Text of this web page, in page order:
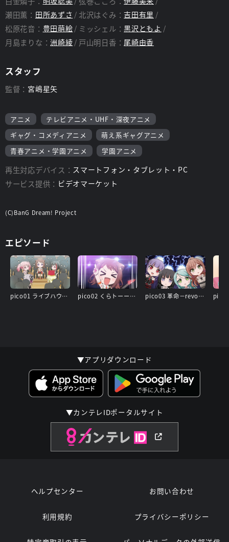
瀬田薫： 田所あずさ 北沢はぐみ：吉田有里
松原花音： 豊田萌絵 ミッシェル：黒沢ともよ
月島まりな：洲崎綾 戸山明日香： 尾崎由香
スタッフ
監督： 宮嶋星矢
アニメ
テレビアニメ・UHF・深夜アニメ
ギャグ・コメディアニメ
萌え系ギャグアニメ
青春アニメ・学園アニメ
学園アニメ
再生対応デバイス： スマートフォン・タブレット・PC
サービス提供： ビデオマーケット
(C)BanG Dream! Project
エピソード
pico01 ライブハウス「さーくる」 pico02 くらトーーーーク pico03 革命－revolution－
▼アプリダウンロード
▼カンテレIDポータルサイト
ヘルプセンター お問い合わせ
利用規約 プライバシーポリシー